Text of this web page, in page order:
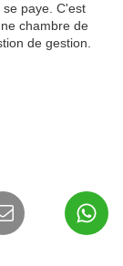
paye. C'est
chambre de
de gestion.